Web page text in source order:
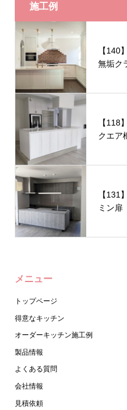
施工例
【140
無垢ク
【118
クエア
【131
ミン扉
メニュー
トップページ
得意なキッチン
オーダーキッチン施工例
製品情報
よくある質問
会社情報
見積依頼